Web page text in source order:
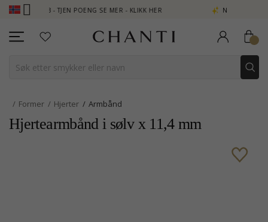
- TJEN POENG SE MER - KLIKK HER NEW COLLECTION |
Former Hjerter Armbånd
Hjertearmbånd i sølv x 11,4 mm